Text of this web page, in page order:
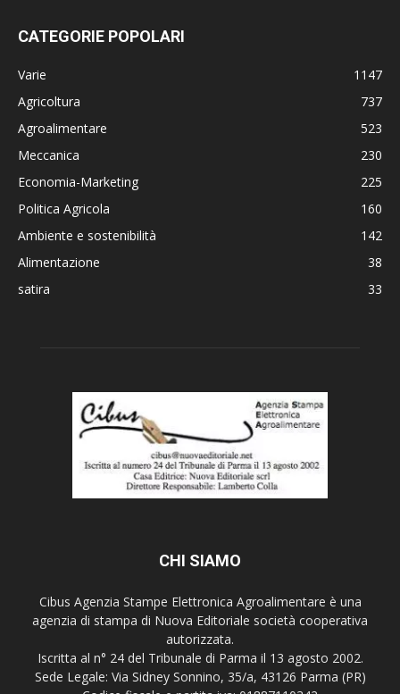
CATEGORIE POPOLARI
Varie
1147
Agricoltura
737
Agroalimentare
523
Meccanica
230
Economia-Marketing
225
Politica Agricola
160
Ambiente e sostenibilità
142
Alimentazione
38
satira
33
CHI SIAMO
Cibus Agenzia Stampe Elettronica Agroalimentare è una
agenzia di stampa di Nuova Editoriale società cooperativa
autorizzata.
Iscritta al n° 24 del Tribunale di Parma il 13 agosto 2002.
Sede Legale: Via Sidney Sonnino, 35/a, 43126 Parma (PR)